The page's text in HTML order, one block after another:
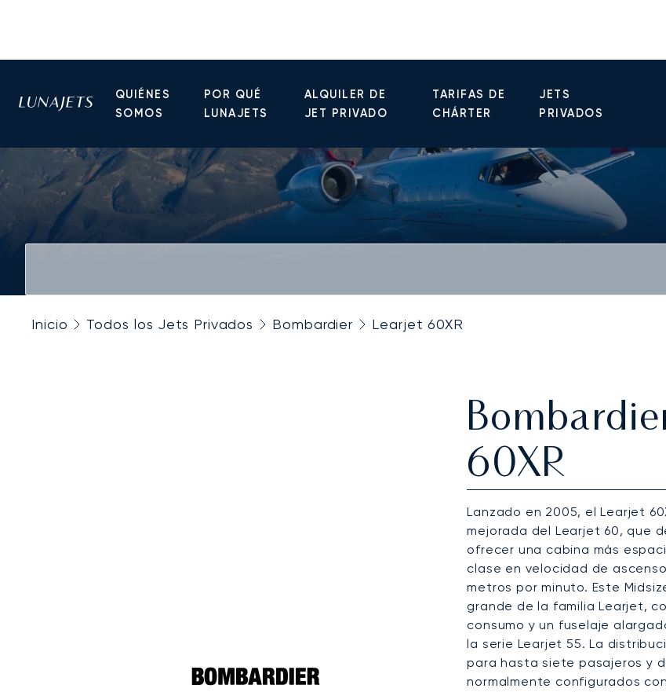
QUIÉNES
SOMOS
POR QUÉ
LUNAJETS
ALQUILER DE
JET PRIVADO
TARIFAS DE
CHÁRTER
JETS
PRIVADOS
Inicio Todos los Jets Privados Bombardier Learjet 60XR
60XR
Lanzado en 2005, el Learjet
mejorada del Learjet 60, que
ofrecer una cabina más
clase en velocidad de
metros por minuto. Este
grande de la familia Learjet,
consumo y un fuselaje
la serie Learjet 55. La
para hasta siete pasajeros y
normalmente configurados